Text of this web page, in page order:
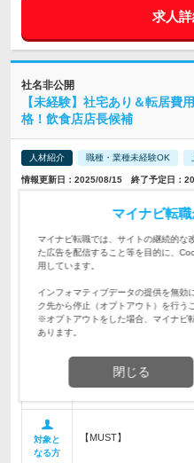
求人
社名非公開
【未経験】社宅あり＆転居
格！飲食店店長候補
人材紹介 職種・業種未経験OK
情報更新日：2025/08/15 終了予定日：
担★ ★社宅アリ(自己負担1.8-2.2
方から上京したい方などには抜群
に限る…
全国 ■店舗詳細 https://
給与
★【グローバルコース】
※…
各地にある牛めし店「松
態「すし松」での配属と
て経験を積んでいただき
対象と
なる方
【MUST】
マイナビ転
マイナビ転職では、サイトの継続的な
た広告を配信すること等を目的に、
用しています。
インフォマティブデータの提供を無効
ク先から停止（オプトアウト）を行う
※オプトアウトをした場合、マイナビ
あります。
閉じる